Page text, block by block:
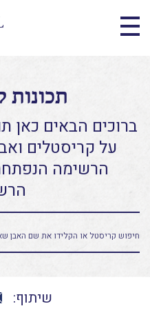
תכונות
ברוכים הבאים כאן
על קריסטלים
הרשימה
שיתוף: